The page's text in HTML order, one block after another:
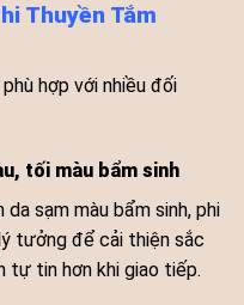
Thuyền Tắm
hợp với nhiều đối
tối màu bẩm sinh
sạm màu bẩm sinh, phi
tưởng để cải thiện sắc
tự tin hơn khi giao tiếp.